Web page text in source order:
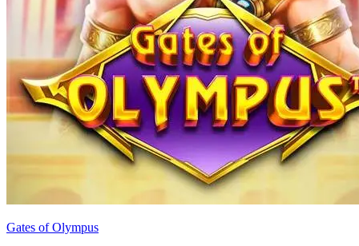
Gates of Olympus